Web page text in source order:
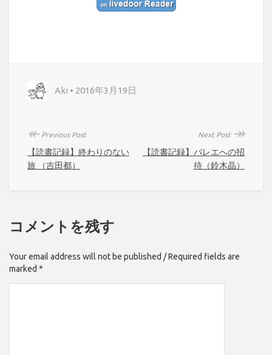
Aki • 2016年3月19日
↞Previous Post
【読書記録】終わりのない
旅 （吉田都）
Next Post ↠
【読書記録】バレエへの招
待（鈴木晶）
コメントを残す
Your email address will not be published / Required fields are
marked *